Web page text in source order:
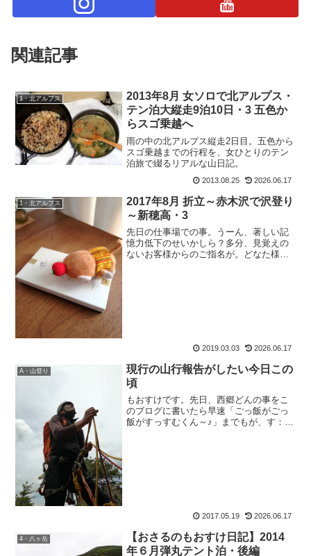
関連記事
1・北アルプス
2013年8月 女ソロで北アルプス・
テン泊大縦走9泊10日・3 五色か
らスゴ乗越へ
雨の中の北アルプス縦走2日目。五色から
スゴ乗越までの行程を、女ひとりのテン
泊旅で綴るリアルな山日記。
2013.08.25 2026.06.17
1・北アルプス
2017年8月 折立～赤木沢で沢登り
～新穂高・3
先日の仕事場での事。うーん、著しい記
憶力低下のせいかしら？多分、見覚えの
ないお客様からのご指名が。どなた様で
2019.03.03 2026.06.17
A・山登り
現行の山行報告がしたい今日この
頃
もおすけです。先日、西郷どんの事をこ
のブログに書いたら早速「ごっ飯がごっ
飯がすっすむくん～♪」までもが、す：
2017.05.19 2026.06.17
4・八ヶ岳
【おさるのもおすけ日記】2014
年６月弾丸テント泊・後編